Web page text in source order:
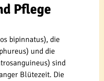
Pflege
bipinnatus), die
und die
sind
Blütezeit. Die